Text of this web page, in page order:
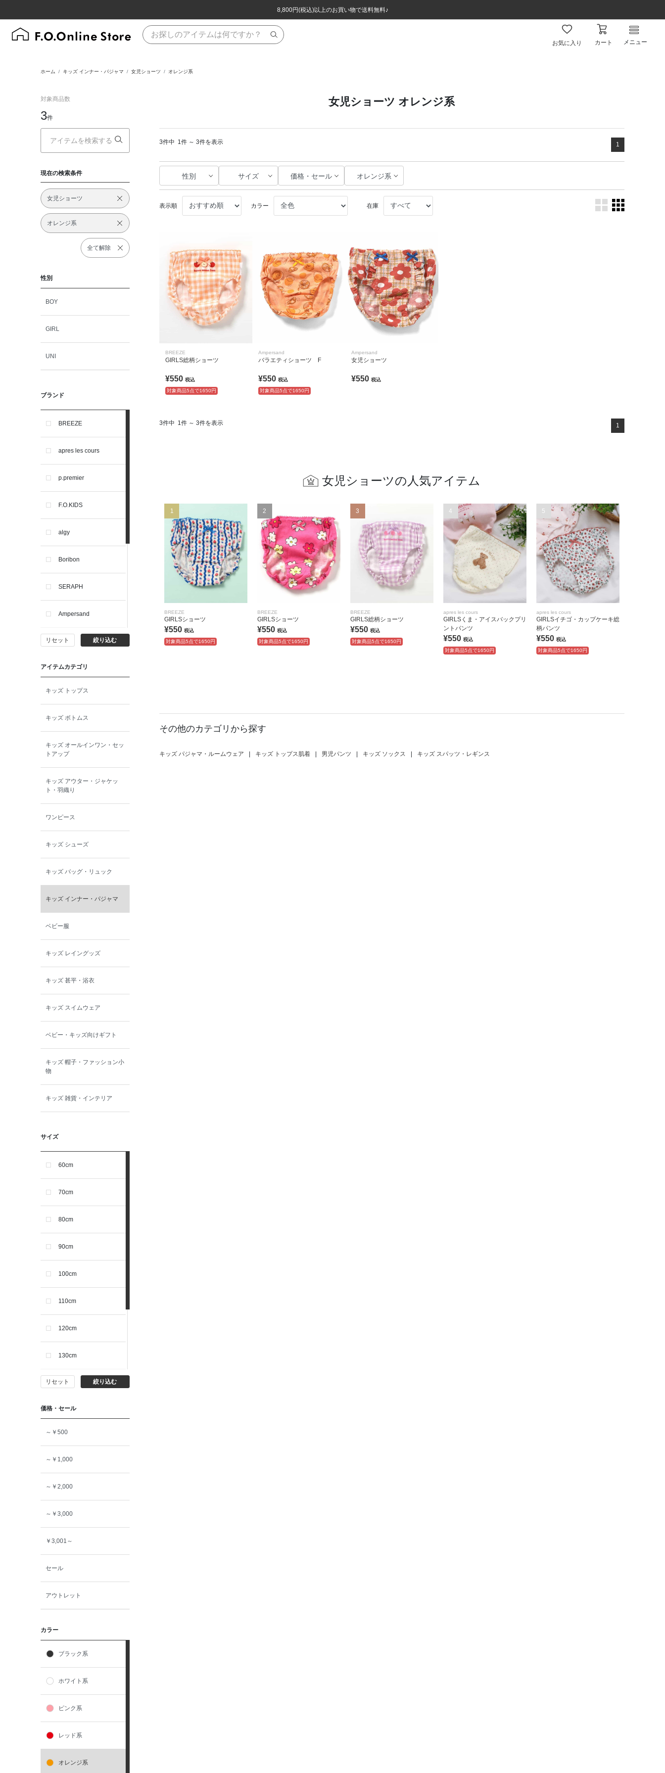
8,800円(税込)以上のお買い物で送料無料♪
ほぼ全品半額！！8/12(水)お昼12:59まで！！
8,800円(税込)以上のお買い物で送料無料♪
ほぼ全品半額！！8/12(水)お昼12:59まで！！
お気に入り カート メニュー
ホーム キッズ インナー・パジャマ 女児ショーツ オレンジ系
対象商品数
3件
現在の検索条件
女児ショーツ
オレンジ系
全て解除
性別
BOY
GIRL
UNI
ブランド
BREEZE
apres les cours
p.premier
F.O.KIDS
algy
Boribon
SERAPH
Ampersand
BIT'Z
toitoitoi
BOBOCHOSES
allolun.
ICE RING
リセット 絞り込む
アイテムカテゴリ
キッズ トップス
キッズ ボトムス
キッズ オールインワン・セッ
トアップ
キッズ アウター・ジャケッ
ト・羽織り
ワンピース
キッズ シューズ
キッズ バッグ・リュック
キッズ インナー・パジャマ
ベビー服
キッズ レイングッズ
キッズ 甚平・浴衣
キッズ スイムウェア
ベビー・キッズ向けギフト
キッズ 帽子・ファッション小
物
キッズ 雑貨・インテリア
サイズ
60cm
70cm
80cm
90cm
100cm
110cm
120cm
130cm
140cm
150cm
リセット 絞り込む
価格・セール
～￥500
～￥1,000
～￥2,000
～￥3,000
￥3,001～
セール
アウトレット
カラー
ブラック系
ホワイト系
ピンク系
レッド系
オレンジ系
女児ショーツ オレンジ系
3件中 1件 ～ 3件を表示 1
性別 サイズ 価格・セール オレンジ系
表示順 カラー 在庫
BREEZE
GIRLS総柄ショーツ
¥550 税込
対象商品5点で1650円
Ampersand
バラエティショーツ F
¥550 税込
対象商品5点で1650円
Ampersand
女児ショーツ
¥550 税込
3件中 1件 ～ 3件を表示 1
女児ショーツの人気アイテム
1
BREEZE
GIRLSショーツ
¥550 税込
対象商品5点で1650円
2
BREEZE
GIRLSショーツ
¥550 税込
対象商品5点で1650円
3
BREEZE
GIRLS総柄ショーツ
¥550 税込
対象商品5点で1650円
4
apres les cours
GIRLSくま・アイスバックプリ
ントパンツ
¥550 税込
対象商品5点で1650円
5
apres les cours
GIRLSイチゴ・カップケーキ総
柄パンツ
¥550 税込
対象商品5点で1650円
その他のカテゴリから探す
キッズ パジャマ・ルームウェア キッズ トップス肌着 男児パンツ キッズ ソックス キッズ スパッツ・レギンス